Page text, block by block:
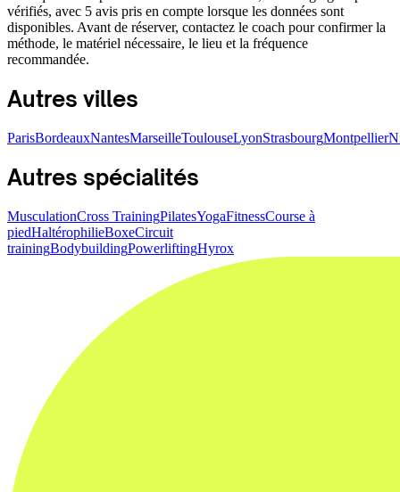
vérifiés, avec 5 avis pris en compte lorsque les données sont
disponibles. Avant de réserver, contactez le coach pour confirmer la
méthode, le matériel nécessaire, le lieu et la fréquence
recommandée.
Autres villes
ParisBordeauxNantesMarseilleToulouseLyonStrasbourgMontpellier
Autres spécialités
MusculationCross TrainingPilatesYogaFitnessCourse à
piedHaltérophilieBoxeCircuit
trainingBodybuildingPowerliftingHyrox